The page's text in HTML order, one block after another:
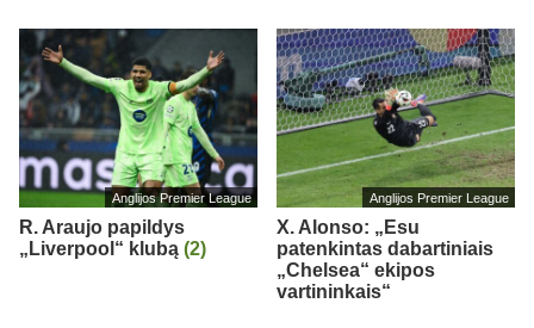
Anglijos Premier League
R. Araujo papildys
„Liverpool“ klubą (2)
Anglijos Premier League
X. Alonso: „Esu
patenkintas dabartiniais
„Chelsea“ ekipos
vartininkais“